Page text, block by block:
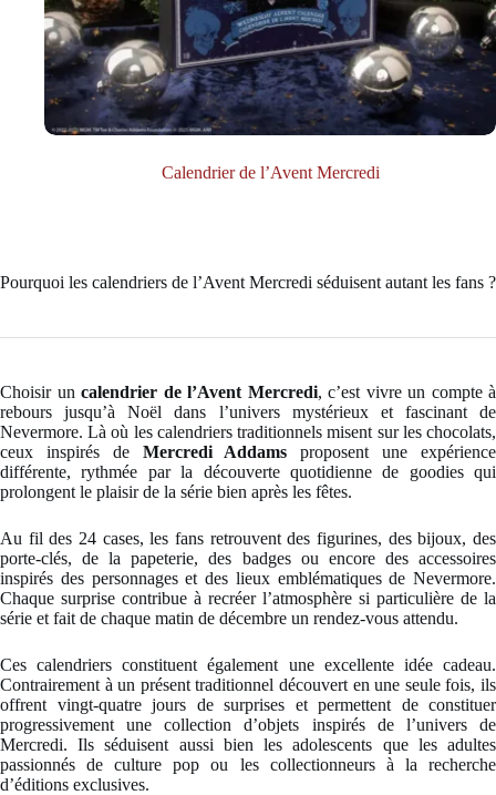
Calendrier de l’Avent Mercredi
Pourquoi les calendriers de l’Avent Mercredi séduisent autant les fans ?
Choisir un calendrier de l’Avent Mercredi, c’est vivre un compte à
rebours jusqu’à Noël dans l’univers mystérieux et fascinant de
Nevermore. Là où les calendriers traditionnels misent sur les chocolats,
ceux inspirés de Mercredi Addams proposent une expérience
différente, rythmée par la découverte quotidienne de goodies qui
prolongent le plaisir de la série bien après les fêtes.
Au fil des 24 cases, les fans retrouvent des figurines, des bijoux, des
porte-clés, de la papeterie, des badges ou encore des accessoires
inspirés des personnages et des lieux emblématiques de Nevermore.
Chaque surprise contribue à recréer l’atmosphère si particulière de la
série et fait de chaque matin de décembre un rendez-vous attendu.
Ces calendriers constituent également une excellente idée cadeau.
Contrairement à un présent traditionnel découvert en une seule fois, ils
offrent vingt-quatre jours de surprises et permettent de constituer
progressivement une collection d’objets inspirés de l’univers de
Mercredi. Ils séduisent aussi bien les adolescents que les adultes
passionnés de culture pop ou les collectionneurs à la recherche
d’éditions exclusives.